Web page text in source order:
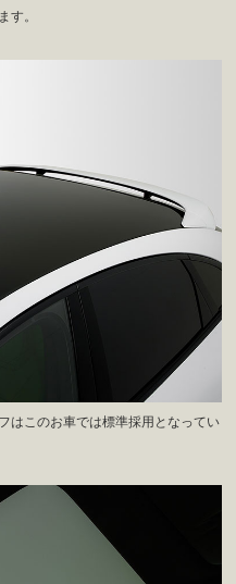
す。
はこのお車では標準採用となってい